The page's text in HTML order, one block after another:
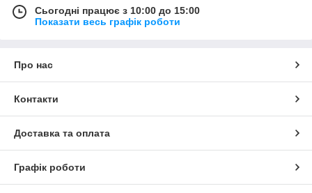
Сьогодні працює з 10:00 до 15:00
Показати весь графік роботи
Про нас
Контакти
Доставка та оплата
Графік роботи